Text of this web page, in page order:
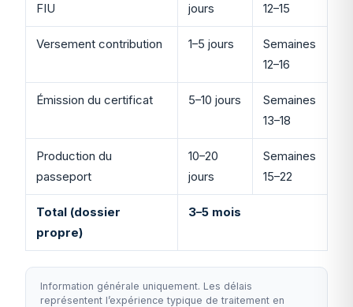
FIU
jours
12–15
Versement contribution 1–5 jours
Semaines
12–16
Émission du certificat 5–10 jours
Semaines
13–18
Production du
passeport
10–20
jours
Semaines
15–22
Total (dossier
propre)
3–5 mois
Information générale uniquement. Les délais
représentent l’expérience typique de traitement en